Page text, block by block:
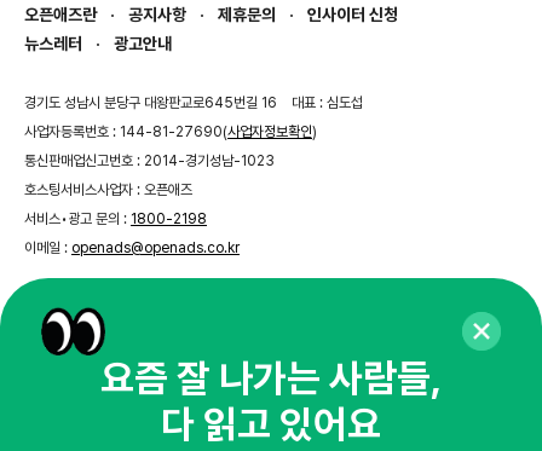
오픈애즈란 공지사항 제휴문의
인사이터 신청
뉴스레터
광고안내
경기도 성남시 분당구 대왕판교로645번길 16
대표 : 심도섭
사업자등록번호 : 144-81-27690(사업자정보확인)
통신판매업신고번호 : 2014-경기성남-1023
호스팅서비스사업자 : 오픈애즈
서비스•광고 문의 : 1800-2198
이메일 : openads@openads.co.kr
이용약관개인정보처리방침
threadkakaotalk
© NHN AD. All rights reserved.
요즘 잘 나가는 사람들,
다 읽고 있어요